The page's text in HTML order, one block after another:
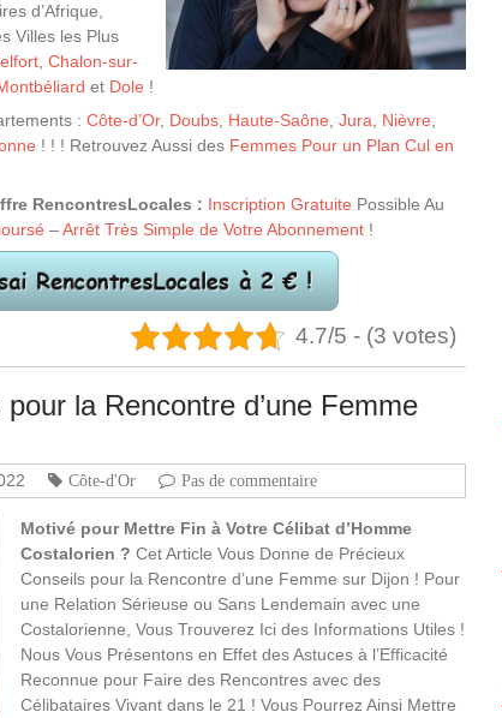
d’Afrique,
Villes les Plus
Chalon-sur-
et Dole !
: Côte-d’Or, Doubs Haute-Saône Jura Nièvre
! ! ! Retrouvez Aussi des Femmes Pour un Plan Cul en
RencontresLocales : Inscription Gratuite Possible Au
–Arrêt Très Simple de Votre Abonnement !
4.7/5 - (3 votes)
la Rencontre d’une Femme
Côte-d'Or Pas de commentaire
Motivé pour Mettre Fin à Votre Célibat d’Homme
Costalorien ? Cet Article Vous Donne de Précieux
Conseils pour la Rencontre d’une Femme sur Dijon ! Pour
une Relation Sérieuse ou Sans Lendemain avec une
Costalorienne, Vous Trouverez Ici des Informations Utiles !
Nous Vous Présentons en Effet des Astuces à l’Efficacité
Reconnue pour Faire des Rencontres avec des
Célibataires Vivant dans le 21 ! Vous Pourrez Ainsi Mettre